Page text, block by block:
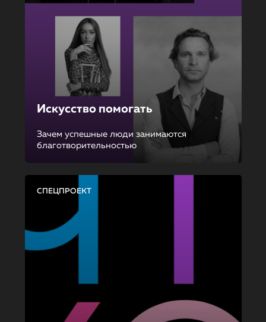
Искусство помогать
Зачем успешные люди занимаются
благотворительностью
СПЕЦПРОЕКТ